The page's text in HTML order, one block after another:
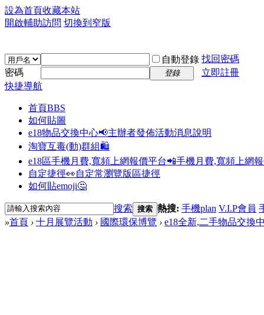
設為首頁收藏本站
開啟輔助訪問 切換到窄版
自動登錄 找回密碼
密碼
登錄
立即註冊
快捷導航
首頁BBS
如何貼圖
e18物品交換中心📢主辦者發佈活動消息說明
淘寶互毒(動)群組🛍️
e18區手機月費,寬頻上網報價平台📲手機月費,寬頻上網
自定捷徑👀自定常瀏覽版區捷徑
如何貼emoji🤔
搜索 搜索 熱搜: 手機plan V.I.P會員
»首頁 › 十月展覽活動 › 國際環保博覽 › e18全新,二手物品交換